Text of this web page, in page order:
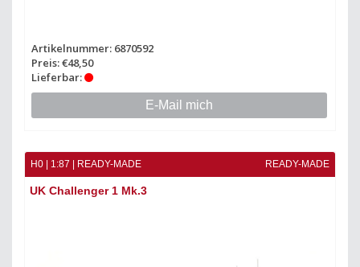
Artikelnummer: 6870592
Preis: €48,50
Lieferbar:
E-Mail mich
H0 | 1:87 | READY-MADE READY-MADE
UK Challenger 1 Mk.3